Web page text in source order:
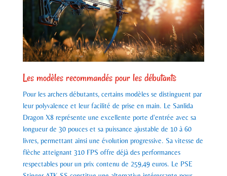
Les modèles recommandés pour les débutants
Pour les archers débutants, certains modèles se distinguent par
leur polyvalence et leur facilité de prise en main. Le Sanlida
Dragon X8 représente une excellente porte d'entrée avec sa
longueur de 30 pouces et sa puissance ajustable de 10 à 60
livres, permettant ainsi une évolution progressive. Sa vitesse de
flèche atteignant 310 FPS offre déjà des performances
respectables pour un prix contenu de 259,49 euros. Le PSE